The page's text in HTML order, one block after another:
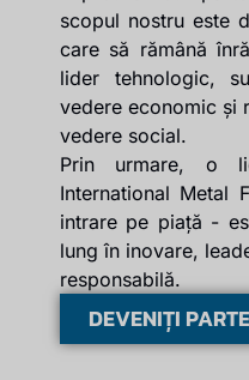
scopul nostru este
care să rămână
lider tehnologic,
vedere economic și
vedere social.
Prin urmare, o
International Metal
intrare pe piață -
lung în inovare,
responsabilă.
DEVENIȚI